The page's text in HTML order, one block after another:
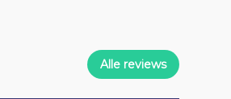
Alle reviews